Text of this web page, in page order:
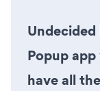
Popup
have all